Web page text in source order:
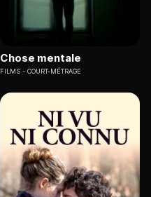
Chose mentale
FILMS COURT-MÉTRAGE